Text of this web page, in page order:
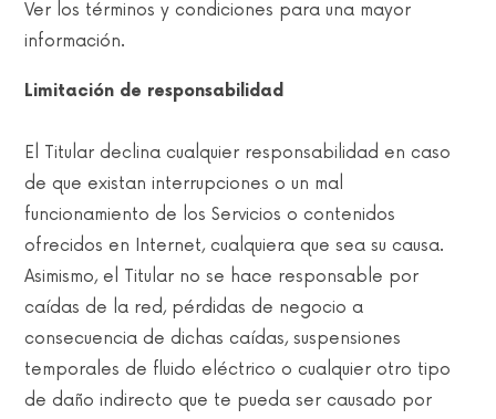
Ver los términos y condiciones para una mayor
información.
Limitación de responsabilidad
El Titular declina cualquier responsabilidad en caso
de que existan interrupciones o un mal
funcionamiento de los Servicios o contenidos
ofrecidos en Internet, cualquiera que sea su causa.
Asimismo, el Titular no se hace responsable por
caídas de la red, pérdidas de negocio a
consecuencia de dichas caídas, suspensiones
temporales de fluido eléctrico o cualquier otro tipo
de daño indirecto que te pueda ser causado por